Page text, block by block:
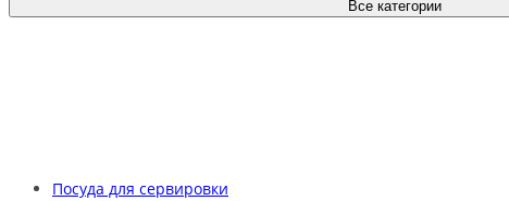
Все категории
Посуда для сервировки